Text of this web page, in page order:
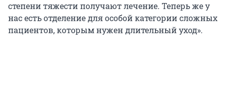
степени тяжести получают лечение. Теперь же у
нас есть отделение для особой категории сложных
пациентов, которым нужен длительный уход».